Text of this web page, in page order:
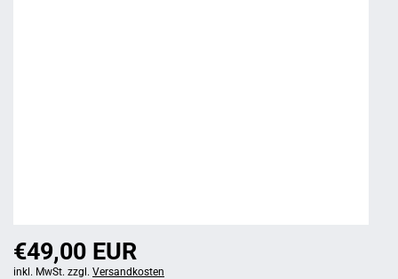
€49,00 EUR
inkl. MwSt. zzgl. Versandkosten